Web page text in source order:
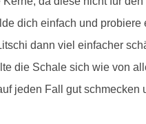
dich einfach und probiere
dann viel einfacher
die Schale sich wie von
jeden Fall gut schmecken